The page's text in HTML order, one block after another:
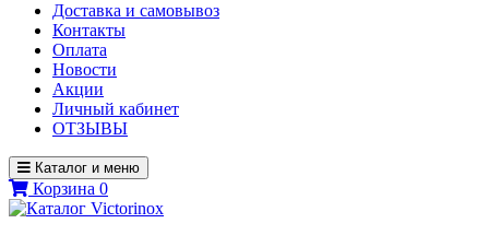
Доставка и самовывоз
Контакты
Оплата
Новости
Акции
Личный кабинет
ОТЗЫВЫ
Каталог и меню
Корзина 0